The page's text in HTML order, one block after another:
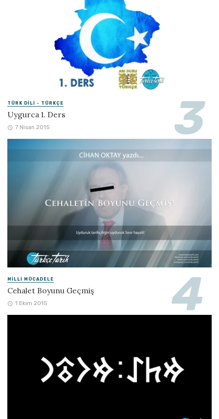
TÜRK DILI - TÜRKÇE
Uygurca 1. Ders
7 Nisan 2015
MILLI MÜCADELE
Cehalet Boyunu Geçmiş
1 Ekim 2015